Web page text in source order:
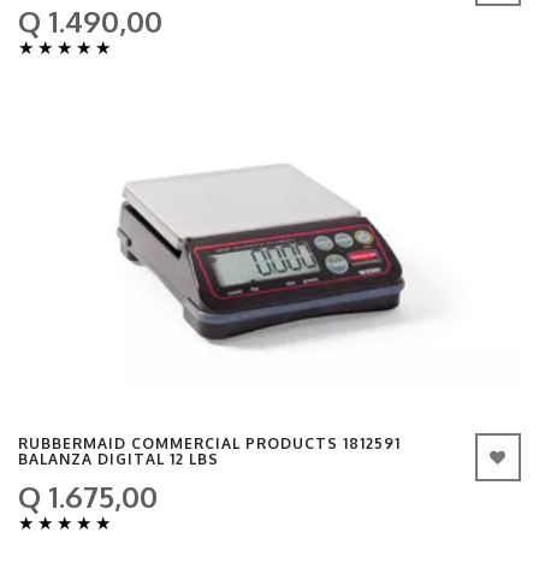
Q 1.490,00
★ ★ ★ ★ ★
RUBBERMAID COMMERCIAL PRODUCTS 1812591
BALANZA DIGITAL 12 LBS
Q 1.675,00
★ ★ ★ ★ ★